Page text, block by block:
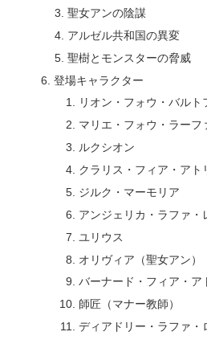
聖女アンの陰謀
アルゼル共和国の異変
聖樹とモンスターの脅威
登場キャラクター
リオン・フォウ・バルト
マリエ・フォウ・ラーフ
ルクシオン
クラリス・フィア・アト
ジルク・マーモリア
アンジェリカ・ラファ・
ユリウス
オリヴィア（聖女アン）
バーナード・フィア・ア
師匠（マナー教師）
ディアドリー・ラファ・